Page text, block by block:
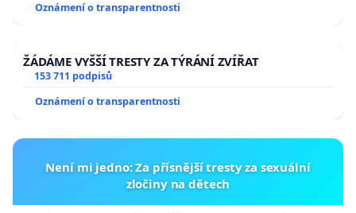
Oznámení o transparentnosti
ŽÁDÁME VYŠŠÍ TRESTY ZA TÝRÁNÍ ZVÍŘAT
153 711 podpisů
Oznámení o transparentnosti
Není mi jedno: Za přísnější tresty za sexuální
zločiny na dětech